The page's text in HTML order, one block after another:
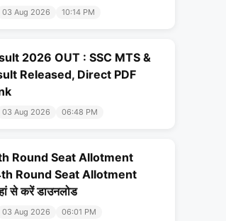
03 Aug 2026 10:14 PM
2026 OUT : SSC MTS &
Released, Direct PDF
03 Aug 2026 06:48 PM
Round Seat Allotment
Round Seat Allotment
से करें डाउनलोड
03 Aug 2026 06:01 PM